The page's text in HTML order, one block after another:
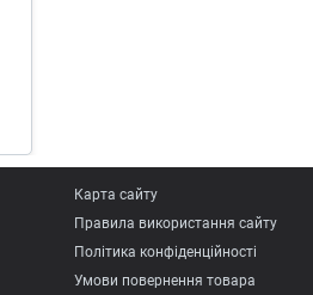
Карта сайту
Правила використання сайту
Політика конфіденційності
Умови повернення товарa